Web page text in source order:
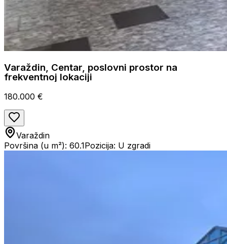
Varaždin, Centar, poslovni prostor na
frekventnoj lokaciji
180.000 €
Varaždin
Površina (u m²): 60.1Pozicija: U zgradi